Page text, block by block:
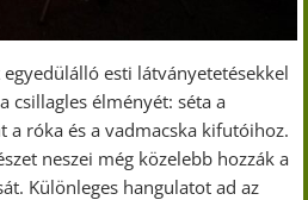
egyedülálló esti látványetetésekkel
csillagles élményét: séta a
a róka és a vadmacska kifutóihoz.
neszei még közelebb hozzák a
Különleges hangulatot ad az